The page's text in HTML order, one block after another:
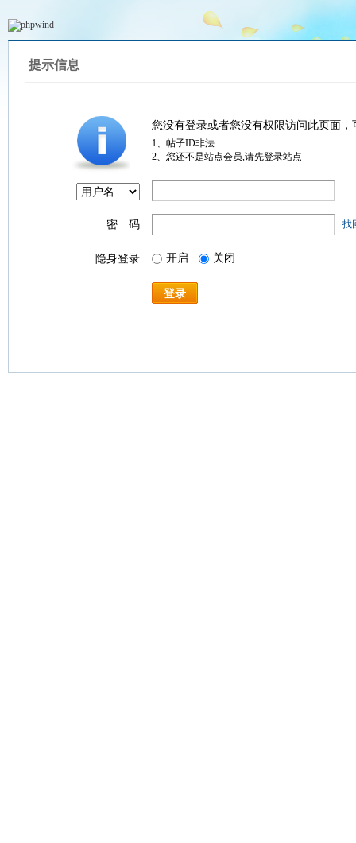
提示信息
您没有登录或者您没有权限访问此页面
1、帖子ID非法
2、您还不是站点会员,请先登录站点
密 码 找
隐身登录 开启 关闭
登录